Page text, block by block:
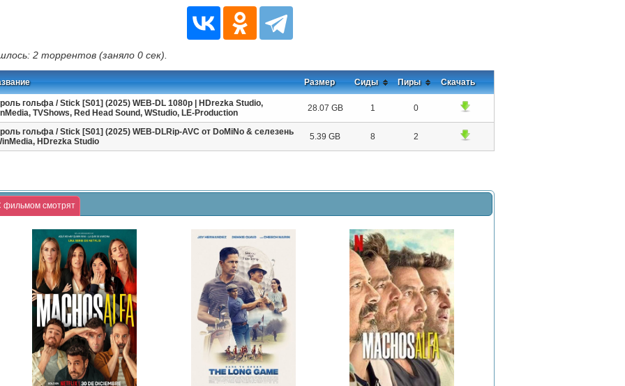
2 торрентов (заняло 0 сек).
Размер Сиды Пиры Скачать
гольфа / Stick [S01] (2025) WEB-DL 1080p | HDrezka Studio,
TVShows, Red Head Sound, WStudio, LE-Production
28.07 GB 1 0
гольфа / Stick [S01] (2025) WEB-DLRip-AVC от DoMiNo & селезень
HDrezka Studio
5.39 GB 8 2
фильмом смотрят